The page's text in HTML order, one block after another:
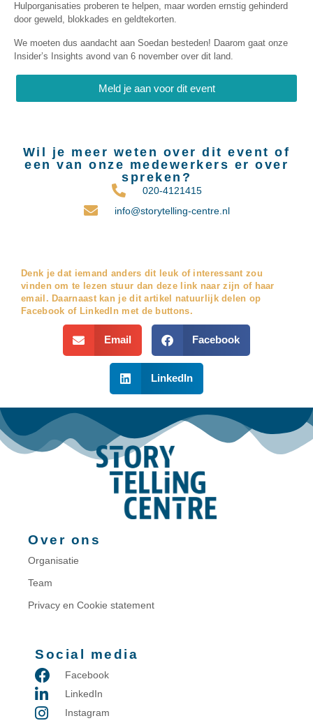
Hulporganisaties proberen te helpen, maar worden ernstig gehinderd
door geweld, blokkades en geldtekorten.
We moeten dus aandacht aan Soedan besteden! Daarom gaat onze
Insider’s Insights avond van 6 november over dit land.
Meld je aan voor dit event
Wil je meer weten over dit event of
een van onze medewerkers er over
spreken?
020-4121415
info@storytelling-centre.nl
Denk je dat iemand anders dit leuk of interessant zou
vinden om te lezen stuur dan deze link naar zijn of haar
email. Daarnaast kan je dit artikel natuurlijk delen op
Facebook of LinkedIn met de buttons.
Email Facebook
LinkedIn
Over ons
Organisatie
Team
Privacy en Cookie statement
Social media
Facebook
LinkedIn
Instagram